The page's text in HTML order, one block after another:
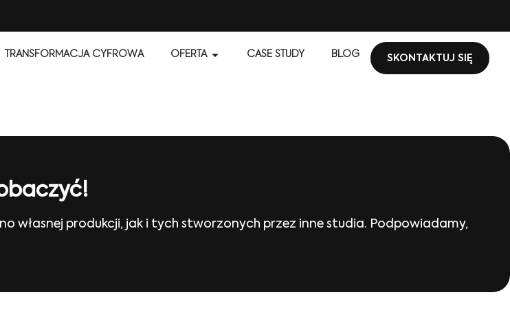
TRANSFORMACJA CYFROWA OFERTA CASE STUDY BLOG SKONTAKTUJ SIĘ
własnej produkcji, jak i tych stworzonych przez inne studia. Podpowiadamy,